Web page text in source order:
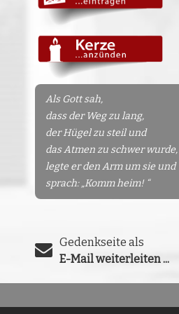
Als Gott sah,
dass der Weg zu lang,
der Hügel zu steil und
das Atmen zu schwer wurde,
legte er den Arm um sie und
sprach: „Komm heim! “
Gedenkseite als
E-Mail weiterleiten ...